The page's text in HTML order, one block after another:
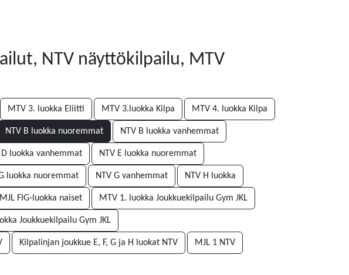
NTV näyttökilpailu, MTV
MTV 3. luokka Eliitti MTV 3.luokka Kilpa MTV 4. luokka Kilpa
NTV B luokka nuoremmat NTV B luokka vanhemmat
D luokka vanhemmat NTV E luokka nuoremmat
luokka nuoremmat NTV G vanhemmat NTV H luokka
FIG-luokka naiset MTV 1. luokka Joukkuekilpailu Gym JKL
Joukkuekilpailu Gym JKL
Kilpalinjan joukkue E, F, G ja H luokat NTV MJL 1 NTV